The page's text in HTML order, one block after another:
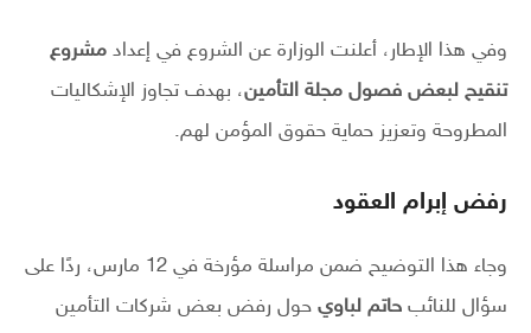
وفي هذا الإطار، أعلنت الوزارة عن الشروع في إعداد مشروع
تنقيح لبعض فصول مجلة التأمين، بهدف تجاوز الإشكاليات
المطروحة وتعزيز حماية حقوق المؤمن لهم.
رفض إبرام العقود
وجاء هذا التوضيح ضمن مراسلة مؤرخة في 12 مارس، ردًا على
سؤال للنائب حاتم لباوي حول رفض بعض شركات التأمين